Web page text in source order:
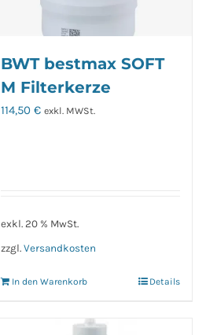
BWT bestmax SOFT
M Filterkerze
114,50€ exkl. MWSt.
exkl. 20 % MwSt.
zzgl.Versandkosten
In den Warenkorb Details